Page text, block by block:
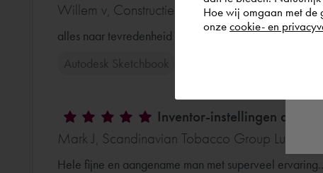
Willem v, Constructie en reparatiebedrijf W.
alles naar tevredenheid gedaan.
Autodesk Sketchbook
Inventor-instellingen
Mark J, Scandinavian Tobacco Group Lummen
Hele fijne en aangename man met superveel
Hoe wij omgaan met de
onze cookie- en